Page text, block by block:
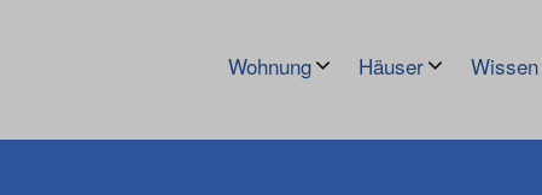
Wohnung Häuser Wissen